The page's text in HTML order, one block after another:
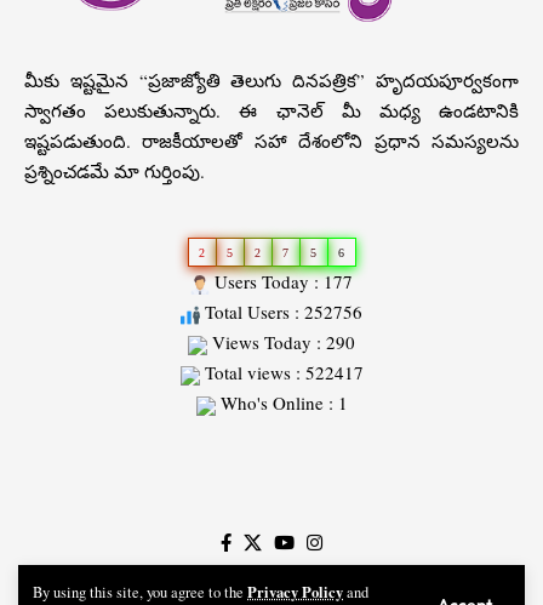
By using this site, you agree to the Privacy Policyand
మీకు ఇష్టమైన “ప్రజాజ్యోతి తెలుగు దినపత్రిక” హృదయపూర్వకంగా
స్వాగతం పలుకుతున్నారు. ఈ ఛానెల్ మీ మధ్య ఉండటానికి
ఇష్టపడుతుంది. రాజకీయాలతో సహా దేశంలోని ప్రధాన సమస్యలను
ప్రశ్నించడమే మా గుర్తింపు.
2 5 2 7 5 6
Users Today : 177
Total Users : 252756
Views Today : 290
Total views : 522417
Who's Online : 1